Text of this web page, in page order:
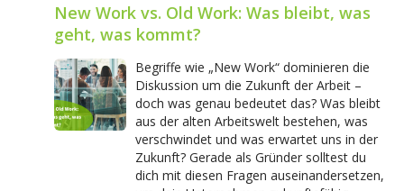
New Work vs. Old Work: Was bleibt, was
geht, was kommt?
Begriffe wie „New Work“ dominieren die
Diskussion um die Zukunft der Arbeit –
doch was genau bedeutet das? Was bleibt
aus der alten Arbeitswelt bestehen, was
verschwindet und was erwartet uns in der
Zukunft? Gerade als Gründer solltest du
dich mit diesen Fragen auseinandersetzen,